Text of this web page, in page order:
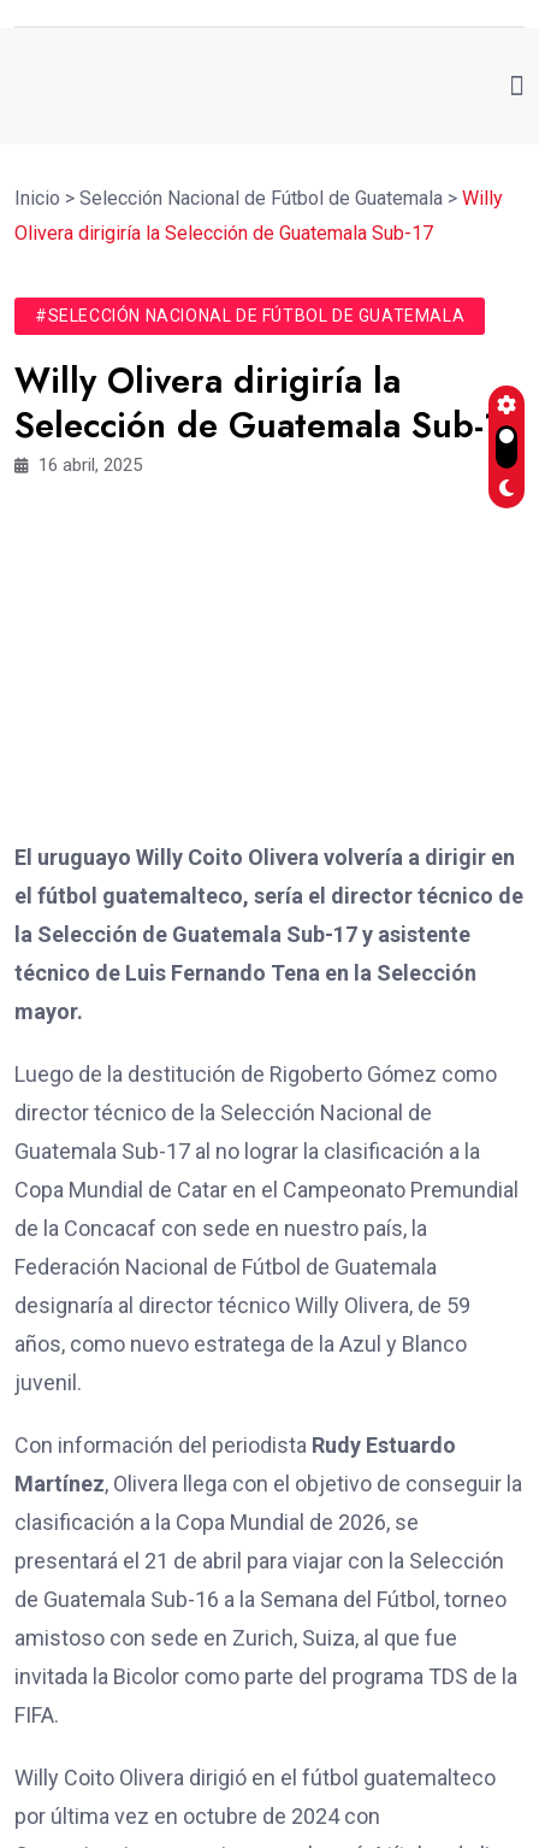
Inicio > Selección Nacional de Fútbol de Guatemala > Willy
Olivera dirigiría la Selección de Guatemala Sub-17
#SELECCIÓN NACIONAL DE FÚTBOL DE GUATEMALA
Willy Olivera dirigiría la
Selección de Guatemala Sub-17
16 abril, 2025
El uruguayo Willy Coito Olivera volvería a dirigir en
el fútbol guatemalteco, sería el director técnico de
la Selección de Guatemala Sub-17 y asistente
técnico de Luis Fernando Tena en la Selección
mayor.
Luego de la destitución de Rigoberto Gómez como
director técnico de la Selección Nacional de
Guatemala Sub-17 al no lograr la clasificación a la
Copa Mundial de Catar en el Campeonato Premundial
de la Concacaf con sede en nuestro país, la
Federación Nacional de Fútbol de Guatemala
designaría al director técnico Willy Olivera, de 59
años, como nuevo estratega de la Azul y Blanco
juvenil.
Con información del periodista Rudy Estuardo
Martínez, Olivera llega con el objetivo de conseguir la
clasificación a la Copa Mundial de 2026, se
presentará el 21 de abril para viajar con la Selección
de Guatemala Sub-16 a la Semana del Fútbol, torneo
amistoso con sede en Zurich, Suiza, al que fue
invitada la Bicolor como parte del programa TDS de la
FIFA.
Willy Coito Olivera dirigió en el fútbol guatemalteco
por última vez en octubre de 2024 con